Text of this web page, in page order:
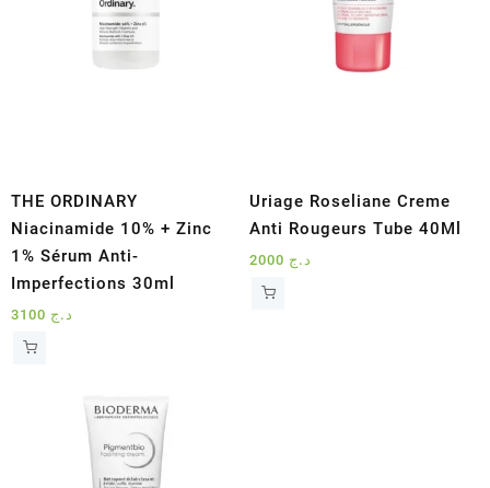
THE ORDINARY
Niacinamide 10% + Zinc
1% Sérum Anti-
Imperfections 30ml
د.ج
Uriage Roseliane Creme
Anti Rougeurs Tube 40Ml
د.ج